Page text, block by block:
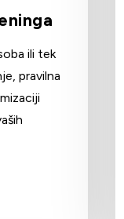
ili tek
pravilna